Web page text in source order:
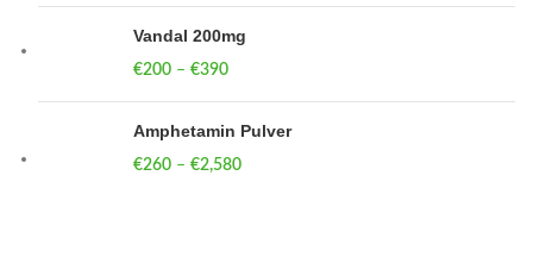
Vandal 200mg
€200 – €390
Amphetamin Pulver
€260 – €2,580